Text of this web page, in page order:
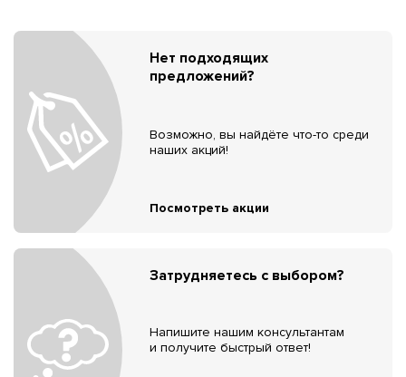
Нет подходящих
предложений?
Возможно, вы найдёте что-то среди
наших акций!
Посмотреть акции
Затрудняетесь с выбором?
Напишите нашим консультантам
и получите быстрый ответ!